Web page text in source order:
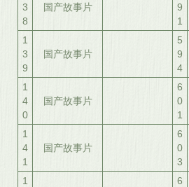
3
8
国产故事片
9
1
1
3
9
国产故事片
5
9
4
1
4
0
国产故事片
6
0
1
1
4
1
国产故事片
6
0
3
1
6